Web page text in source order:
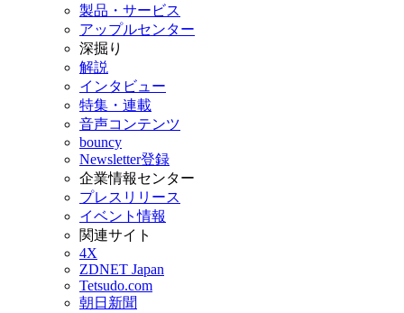
製品・サービス
アップルセンター
深掘り
解説
インタビュー
特集・連載
音声コンテンツ
bouncy
Newsletter登録
企業情報センター
プレスリリース
イベント情報
関連サイト
4X
ZDNET Japan
Tetsudo.com
朝日新聞